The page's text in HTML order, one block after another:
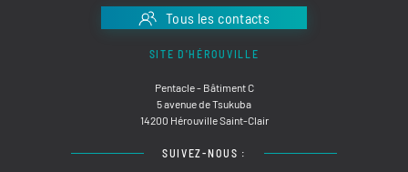
Tous les contacts
SITE D'HÉROUVILLE
Pentacle - Bâtiment C
5 avenue de Tsukuba
14200 Hérouville Saint-Clair
SUIVEZ-NOUS :